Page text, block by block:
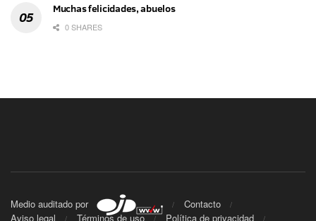
Muchas felicidades, abuelos
0 SHARES
Medio auditado por
Contacto
Aviso legal
Términos de uso Política de privacidad